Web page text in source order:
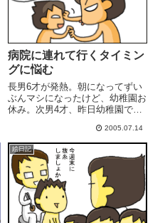
病院に連れて行くタイミン
グに悩む
長男6才が発熱。朝になってずい
ぶんマシになったけど、幼稚園お
休み。次男4才、昨日幼稚園で昼
幼稚園お休み。『以前、次女4才
が「疲れから来るジンマシン」な
ったよなーとりあえず病院が開く
時間まで様子見て見よう。』
と、...
2005.07.14
絵日記